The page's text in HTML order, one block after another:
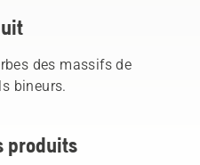
des massifs de
bineurs.
produits